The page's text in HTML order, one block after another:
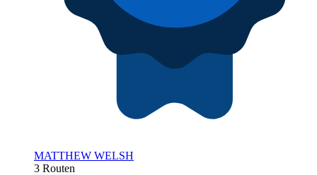
MATTHEW WELSH
3 Routen